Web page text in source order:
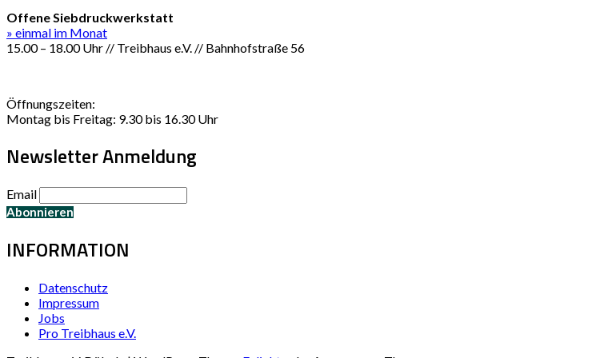
Offene Siebdruckwerkstatt
» einmal im Monat
15.00 – 18.00 Uhr // Treibhaus e.V. // Bahnhofstraße 56
Öffnungszeiten:
Montag bis Freitag: 9.30 bis 16.30 Uhr
Newsletter Anmeldung
Email
INFORMATION
Datenschutz
Impressum
Jobs
Pro Treibhaus e.V.